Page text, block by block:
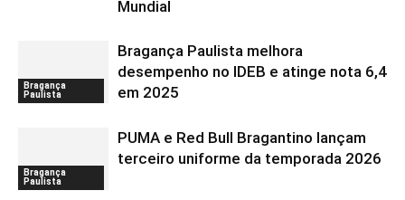
Mundial
Bragança
Paulista
Bragança Paulista melhora
desempenho no IDEB e atinge nota 6,4
em 2025
Bragança
Paulista
PUMA e Red Bull Bragantino lançam
terceiro uniforme da temporada 2026